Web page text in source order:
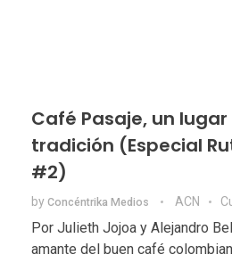
Café Pasaje, un
tradición (Especial
#2)
by Concéntrika Medios ACN
Por Julieth Jojoa y Alejandro
amante del buen café